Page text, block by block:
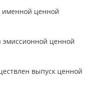
именной ценной
эмиссионной ценной
выпуск ценной